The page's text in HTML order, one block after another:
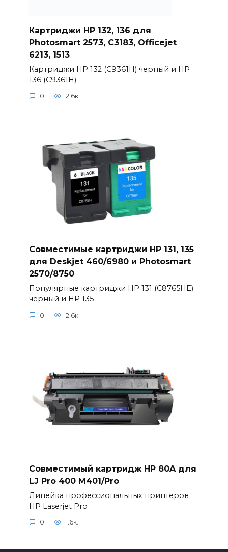
Картриджи HP 132, 136 для
Photosmart 2573, C3183, Officejet
6213, 1513
Картриджи HP 132 (C9361H) черный и HP
136 (C9361H)
0 2.6к.
Совместимые картриджи HP 131, 135
для Deskjet 460/6980 и Photosmart
2570/8750
Популярные картриджи HP 131 (C8765HE)
черный и HP 135
0 2.6к.
Совместимый картридж HP 80A для
LJ Pro 400 M401/Pro
Линейка профессиональных принтеров
HP Laserjet Pro
0 1.6к.